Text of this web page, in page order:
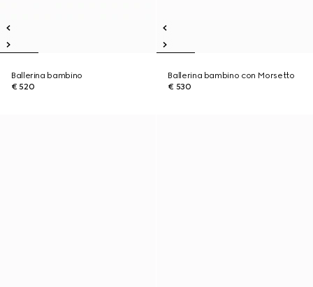
Ballerina bambino
€ 520
Ballerina bambino con Morsetto
€ 530